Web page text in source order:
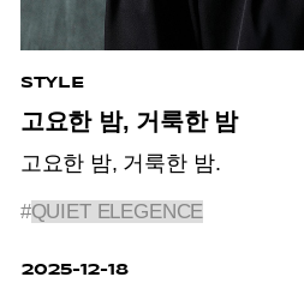
STYLE
고요한 밤, 거룩한 밤
고요한 밤, 거룩한 밤.
#QUIET ELEGENCE
2025-12-18